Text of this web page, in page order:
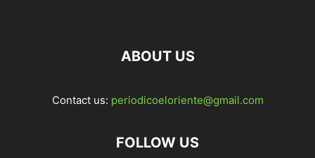
ABOUT US
Contact us: periodicoeloriente@gmail.com
FOLLOW US